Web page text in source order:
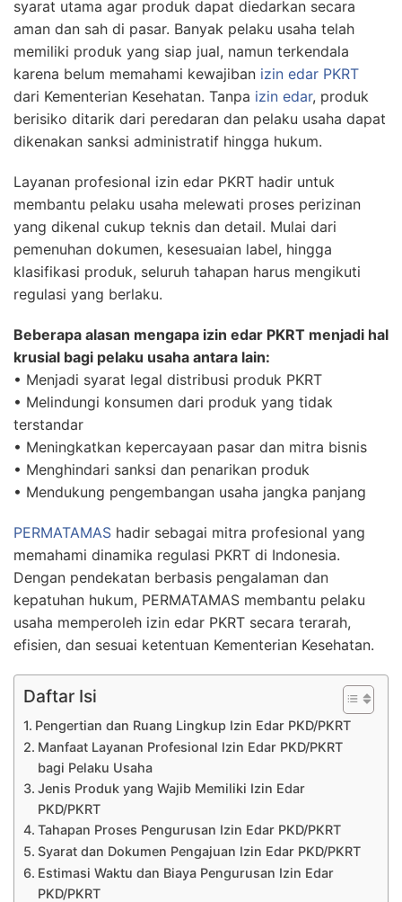
syarat utama agar produk dapat diedarkan secara
aman dan sah di pasar. Banyak pelaku usaha telah
memiliki produk yang siap jual, namun terkendala
karena belum memahami kewajiban izin edar PKRT
dari Kementerian Kesehatan. Tanpa izin edar, produk
berisiko ditarik dari peredaran dan pelaku usaha dapat
dikenakan sanksi administratif hingga hukum.
Layanan profesional izin edar PKRT hadir untuk
membantu pelaku usaha melewati proses perizinan
yang dikenal cukup teknis dan detail. Mulai dari
pemenuhan dokumen, kesesuaian label, hingga
klasifikasi produk, seluruh tahapan harus mengikuti
regulasi yang berlaku.
Beberapa alasan mengapa izin edar PKRT menjadi hal
krusial bagi pelaku usaha antara lain:
• Menjadi syarat legal distribusi produk PKRT
• Melindungi konsumen dari produk yang tidak
terstandar
• Meningkatkan kepercayaan pasar dan mitra bisnis
• Menghindari sanksi dan penarikan produk
• Mendukung pengembangan usaha jangka panjang
PERMATAMAS hadir sebagai mitra profesional yang
memahami dinamika regulasi PKRT di Indonesia.
Dengan pendekatan berbasis pengalaman dan
kepatuhan hukum, PERMATAMAS membantu pelaku
usaha memperoleh izin edar PKRT secara terarah,
efisien, dan sesuai ketentuan Kementerian Kesehatan.
Daftar Isi
Pengertian dan Ruang Lingkup Izin Edar PKD/PKRT
Manfaat Layanan Profesional Izin Edar PKD/PKRT
bagi Pelaku Usaha
Jenis Produk yang Wajib Memiliki Izin Edar
PKD/PKRT
Tahapan Proses Pengurusan Izin Edar PKD/PKRT
Syarat dan Dokumen Pengajuan Izin Edar PKD/PKRT
Estimasi Waktu dan Biaya Pengurusan Izin Edar
PKD/PKRT